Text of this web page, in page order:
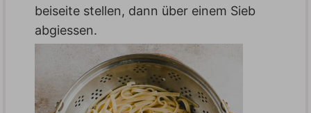
beiseite stellen, dann über einem Sieb
abgiessen.